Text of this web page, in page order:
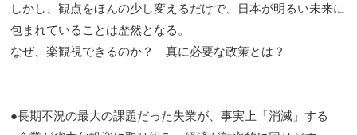
しかし、観点をほんの少し変えるだけで、日本が明るい未来に
包まれていることは歴然となる。
なぜ、楽観視できるのか？ 真に必要な政策とは？
●長期不況の最大の課題だった失業が、事実上「消滅」する